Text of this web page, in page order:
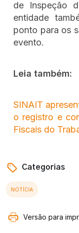
de Inspeção
entidade
ponto para os
evento.
Leia também:
SINAIT
o registro e
Fiscais do
Categorias
NOTÍCIA
Versão para